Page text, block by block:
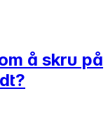
å skru på